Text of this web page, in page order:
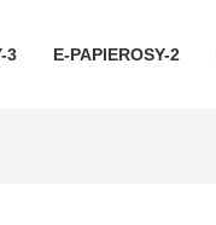
3 E-PAPIEROSY-2